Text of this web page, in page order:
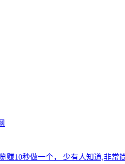
赚10秒做一个， 少有人知道,非常